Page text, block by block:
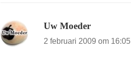
Uw Moeder
2 februari 2009 om 16:05